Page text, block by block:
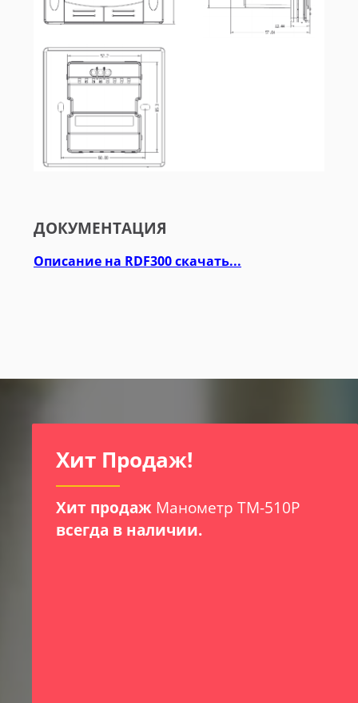
ДОКУМЕНТАЦИЯ
Описание на RDF300 скачать...
Хит Продаж!
Хит продаж Манометр ТМ-510Р
всегда в наличии.